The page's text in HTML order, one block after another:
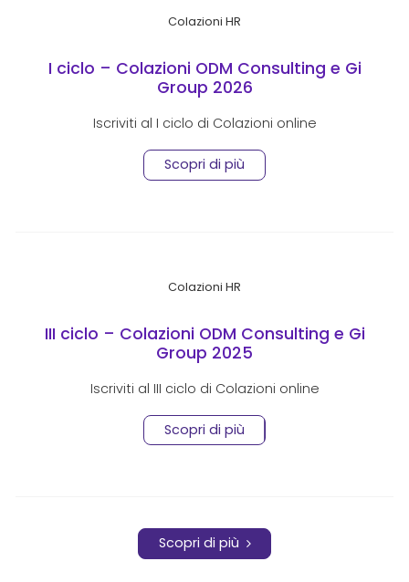
Colazioni HR
I ciclo – Colazioni ODM Consulting e Gi
Group 2026
Iscriviti al I ciclo di Colazioni online
Scopri di più
Colazioni HR
III ciclo – Colazioni ODM Consulting e Gi
Group 2025
Iscriviti al III ciclo di Colazioni online
Scopri di più
Scopri di più